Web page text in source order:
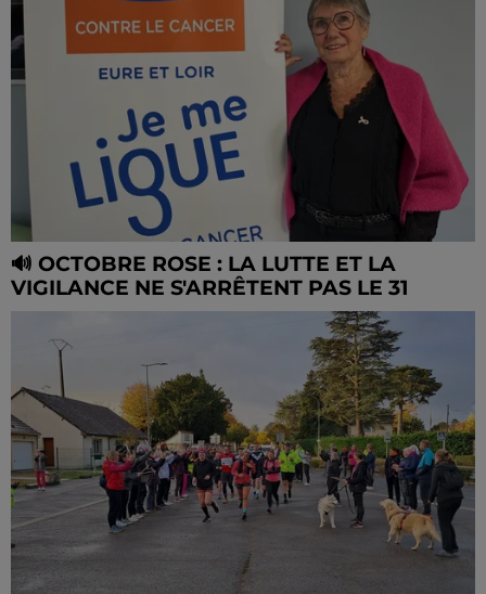
🔊 OCTOBRE ROSE : LA LUTTE ET LA
VIGILANCE NE S'ARRÊTENT PAS LE 31